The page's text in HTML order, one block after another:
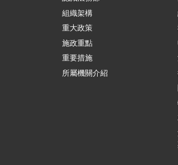
組織架構
重大政策
施政重點
重要措施
所屬機關介紹